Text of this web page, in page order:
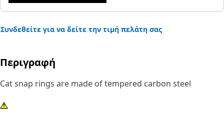
Συνδεθείτε για να δείτε την τιμή πελάτη σας
Περιγραφή
Cat snap rings are made of tempered carbon steel